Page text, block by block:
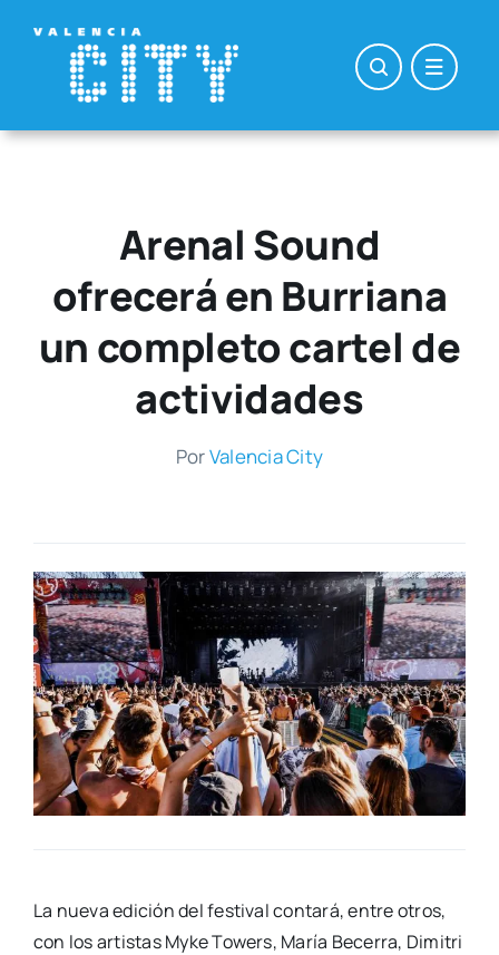
contenido
Arenal Sound
ofrecerá en Burriana
un completo cartel de
actividades
PorValen­cia City
La nue­va edi­ción del fes­ti­val con­ta­rá, entre otros,
con los artis­tas Myke Towers, María Bece­rra, Dimi­tri